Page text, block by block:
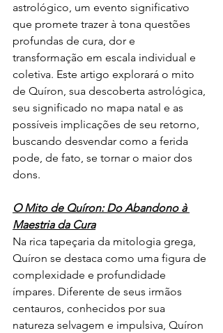
astrológico, um evento significativo
que promete trazer à tona questões
profundas de cura, dor e
transformação em escala individual e
coletiva. Este artigo explorará o mito
de Quíron, sua descoberta astrológica,
seu significado no mapa natal e as
possíveis implicações de seu retorno,
buscando desvendar como a ferida
pode, de fato, se tornar o maior dos
dons.
O Mito de Quíron: Do Abandono à
Maestria da Cura
Na rica tapeçaria da mitologia grega,
Quíron se destaca como uma figura de
complexidade e profundidade
ímpares. Diferente de seus irmãos
centauros, conhecidos por sua
natureza selvagem e impulsiva, Quíron